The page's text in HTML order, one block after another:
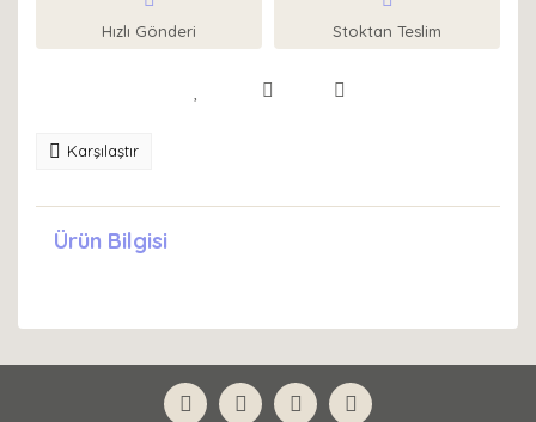
Hızlı Gönderi Stoktan Teslim
Karşılaştır
Ürün Bilgisi